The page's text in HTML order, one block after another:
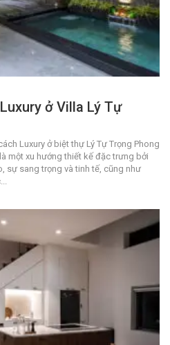
ở Villa Lý Tự
Luxury ở biệt thự Lý Tự Trọng Phong
một xu hướng thiết kế đặc trưng bởi
sự sang trọng và tinh tế, cũng như